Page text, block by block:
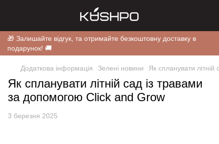
🎁 Залишайте відгук, та отримайте безкоштовну доставку в
подарунок! 🚚
Додаткова інформація Зелені новини Як спланувати
Як спланувати літній сад із травами
за допомогою Click and Grow
3 березня 2025